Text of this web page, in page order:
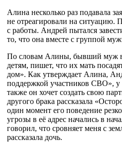
Алина несколько раз подавала
не отреагировали на ситуацию.
с работы. Андрей пытался
то, что она вместе с группой
По словам Алины, бывший муж в
детям, пишет, что их мать
дом». Как утверждает Алина,
поддержкой участников СВО», у
также он хочет создать свою
другого брака рассказала
один момент его поведение
угрозы в её адрес начались в
говорил, что сровняет меня с
рассказала дочь.